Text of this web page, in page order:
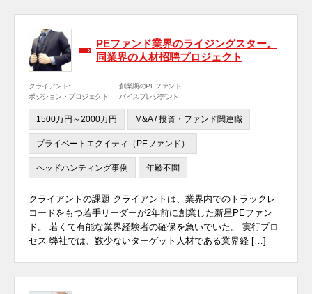
PEファンド業界のライジングスター。
同業界の人材招聘プロジェクト
クライアント:
創業期のPEファンド
ポジション・プロジェクト:
バイスプレジデント
1500万円～2000万円 M&A / 投資・ファンド関連職
プライベートエクイティ（PEファンド）
ヘッドハンティング事例 年齢不問
クライアントの課題 クライアントは、業界内でのトラックレ
コードをもつ若手リーダーが2年前に創業した新星PEファン
ド。 若くて有能な業界経験者の確保を急いでいた。 実行プロ
セス 弊社では、数少ないターゲット人材である業界経 […]